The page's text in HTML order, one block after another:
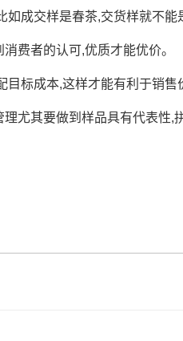
成交样是春茶,交货样就不能
费者的认可,优质才能优价。
标成本,这样才能有利于销售
尤其要做到样品具有代表性,